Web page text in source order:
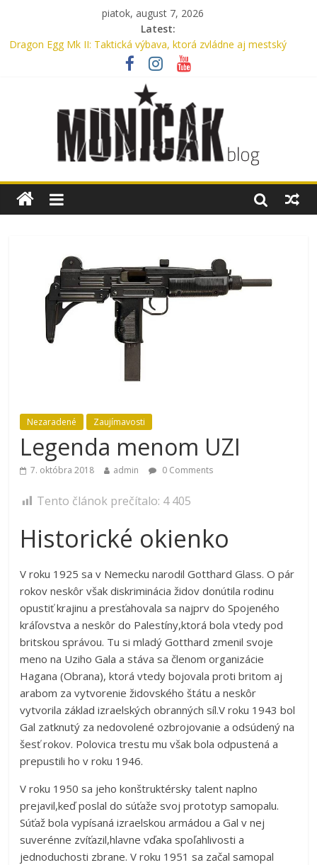
piatok, august 7, 2026
Latest:
Dragon Egg Mk II: Taktická výbava, ktorá zvládne aj mestský
Legenda, ktorú nosíme každý deň: UTP nohavice od Helikon-Tex
Oxford, Nylon alebo Cordura? Kompletný sprievodca výberom
materiálu pre batohy a tašky
Myslíte si, že máte v aute lekárničku? V skutočnosti nemáte.
Bennon Nero High: Taktické topánky, ktoré ťa podržia v
Nezaradené Zaujímavosti
Legenda menom UZI
7. októbra 2018 admin 0 Comments
Tento článok prečítalo: 4 405
Historické okienko
V roku 1925 sa v Nemecku narodil Gotthard Glass. O pár
rokov neskôr však diskriminácia židov donútila rodinu
opustiť krajinu a presťahovala sa najprv do Spojeného
kráľovstva a neskôr do Palestíny,ktorá bola vtedy pod
britskou správou. Tu si mladý Gotthard zmenil svoje
meno na Uziho Gala a stáva sa členom organizácie
Hagana (Obrana), ktorá vtedy bojovala proti britom aj
arabom za vytvorenie židovského štátu a neskôr
vytvorila základ izraelských obranných síl.V roku 1943 bol
Gal zatknutý za nedovolené ozbrojovanie a odsúdený na
šesť rokov. Polovica trestu mu však bola odpustená a
prepustili ho v roku 1946.
V roku 1950 sa jeho konštruktérsky talent naplno
prejavil,keď poslal do súťaže svoj prototyp samopalu.
Súťaž bola vypísaná izraelskou armádou a Gal v nej
suverénne zvíťazil,hlavne vďaka spoľahlivosti a
jednoduchosti zbrane. V roku 1951 sa začal samopal